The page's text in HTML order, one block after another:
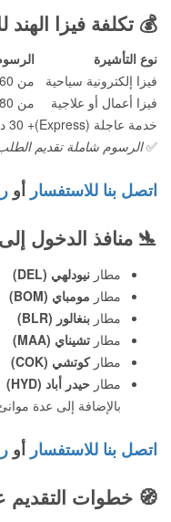
💰 تكلفة فيزا الهند
نوع التأشيرة
فيزا إلكترونية سياحية
من 60 إلى 90 دينار أردني
فيزا أعمال أو علاجية
من 80 إلى 120 دينار أردني
خدمة عاجلة (Express)
+ 30 دينار فقط إضافية
✅الرسوم شاملة تقديم الطلب،
اتصل بنا للاستفسار أو
🛬 منافذ الدخول إلى
مطار نيودلهي (DEL)
مطار مومباي (BOM)
مطار بنغالور (BLR)
مطار تشيناي (MAA)
مطاركوتشي (COK)
مطار حيدر أباد (HYD)
بالإضافة إلى عدة
اتصل بنا للاستفسار أو
🧭 خطوات التقديم